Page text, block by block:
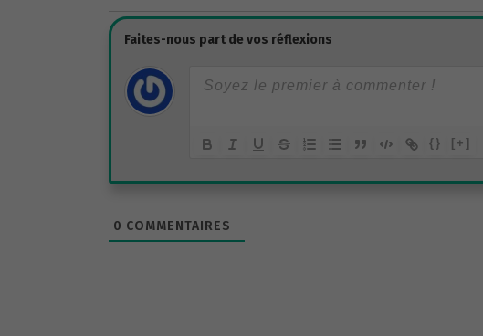
{} [+]
0 COMMENTAIRES